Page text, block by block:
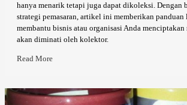
hanya menarik tetapi juga dapat dikoleksi. Dengan
strategi pemasaran, artikel ini memberikan
membantu bisnis atau organisasi Anda menciptakan
akan diminati oleh kolektor.
Read More